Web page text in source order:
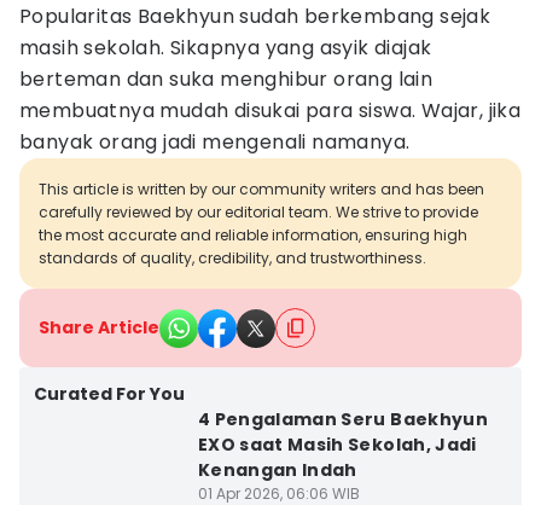
Popularitas Baekhyun sudah berkembang sejak
masih sekolah. Sikapnya yang asyik diajak
berteman dan suka menghibur orang lain
membuatnya mudah disukai para siswa. Wajar, jika
banyak orang jadi mengenali namanya.
This article is written by our community writers and has been
carefully reviewed by our editorial team. We strive to provide
the most accurate and reliable information, ensuring high
standards of quality, credibility, and trustworthiness.
Share Article
Curated For You
4 Pengalaman Seru Baekhyun
EXO saat Masih Sekolah, Jadi
Kenangan Indah
01 Apr 2026, 06:06 WIB